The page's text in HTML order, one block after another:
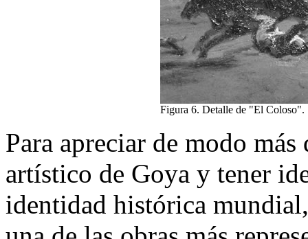
Figura 6. Detalle de "El Coloso".
Para apreciar de modo
artístico de Goya y tener
identidad histórica